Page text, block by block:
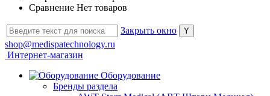
Сравнение Нет товаров
Закрыть окно
shop@medispatechnology.ru
Интернет-магазин
Оборудование
Бренды раздела